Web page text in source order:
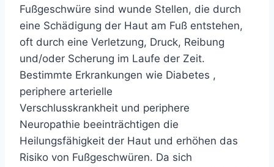
Fußgeschwüre sind wunde Stellen, die durch
eine Schädigung der Haut am Fuß entstehen,
oft durch eine Verletzung, Druck, Reibung
und/oder Scherung im Laufe der Zeit.
Bestimmte Erkrankungen wie Diabetes ,
periphere arterielle
Verschlusskrankheit und periphere
Neuropathie beeinträchtigen die
Heilungsfähigkeit der Haut und erhöhen das
Risiko von Fußgeschwüren. Da sich